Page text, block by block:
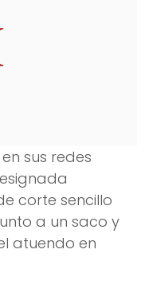
sus redes
corte sencillo
a un saco y
atuendo en